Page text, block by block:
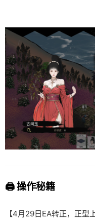
🖨️ 操作秘籍
【4月29日EA转正，正型